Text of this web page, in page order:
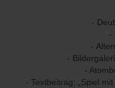
-
-
-
-
-
- Textbeitrag: „Spiel